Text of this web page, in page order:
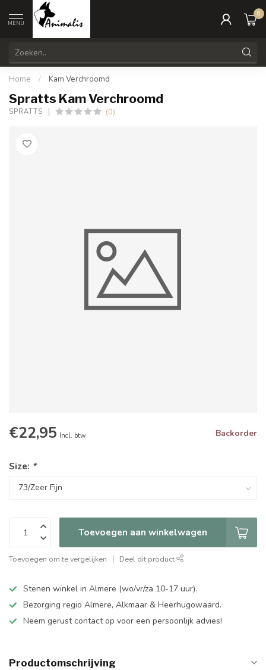
MENU
0
Home / Kam Verchroomd
Spratts Kam Verchroomd
SPRATTS (0)
€22,95 Incl. btw Backorder
Size: *
Toevoegen aan winkelwagen
Toevoegen om te vergelijken Deel dit product
Stenen winkel in Almere (wo/vr/za 10-17 uur).
Bezorging regio Almere, Alkmaar & Heerhugowaard.
Neem gerust contact op voor een persoonlijk advies!
Productomschrijving